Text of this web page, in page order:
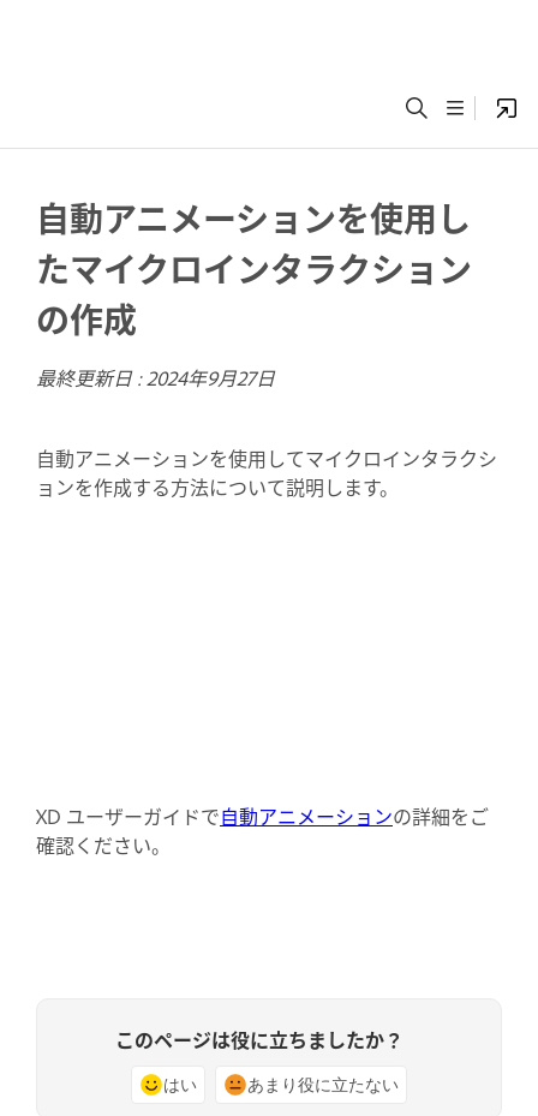
自動アニメーションを使用し
たマイクロインタラクション
の作成
最終更新日 :2024年9月27日
自動アニメーションを使用してマイクロインタラクシ
ョンを作成する方法について説明します。
XD ユーザーガイドで自動アニメーションの詳細をご
確認ください。
このページは役に立ちましたか？
はい あまり役に立たない